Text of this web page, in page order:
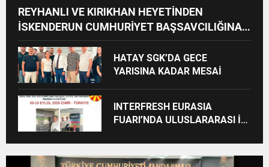
REYHANLI VE KIRIKHAN HEYETİNDEN
İSKENDERUN CUMHURİYET BAŞSAVCILIĞINA
ZİYARET
HATAY SGK’DA GECE
YARISINA KADAR MESAİ
INTERFRESH EURASIA
FUARI’NDA ULUSLARARASI İŞ
BAŞLADI